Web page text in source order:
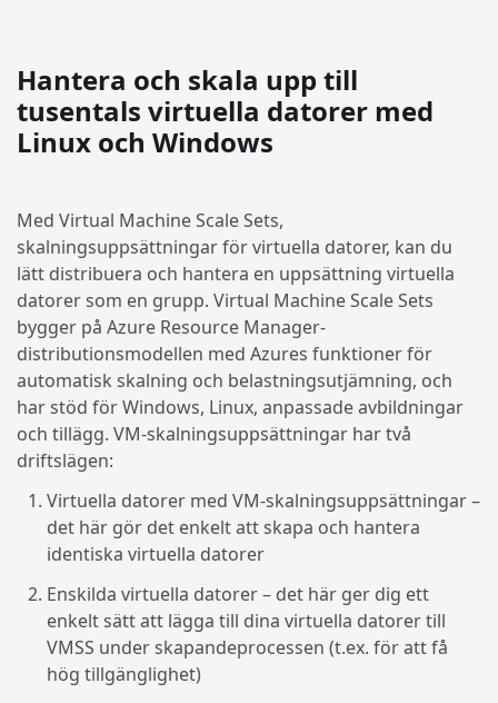
Hantera och skala upp till
tusentals virtuella datorer med
Linux och Windows
Med Virtual Machine Scale Sets,
skalningsuppsättningar för virtuella datorer, kan du
lätt distribuera och hantera en uppsättning virtuella
datorer som en grupp. Virtual Machine Scale Sets
bygger på Azure Resource Manager-
distributionsmodellen med Azures funktioner för
automatisk skalning och belastningsutjämning, och
har stöd för Windows, Linux, anpassade avbildningar
och tillägg. VM-skalningsuppsättningar har två
driftslägen:
Virtuella datorer med VM-skalningsuppsättningar –
det här gör det enkelt att skapa och hantera
identiska virtuella datorer
Enskilda virtuella datorer – det här ger dig ett
enkelt sätt att lägga till dina virtuella datorer till
VMSS under skapandeprocessen (t.ex. för att få
hög tillgänglighet)